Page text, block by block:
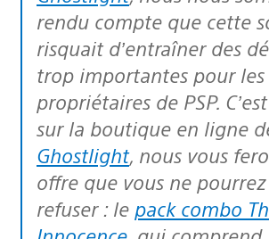
rendu compte que cette
risquait d’entraîner des
trop importantes pour les
propriétaires de PSP.
sur la boutique en ligne
Ghostlight, nous vous
offre que vous ne
refuser : le pack combo